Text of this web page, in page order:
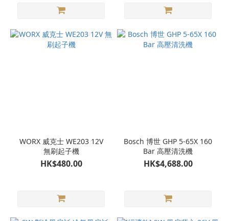
bosch
(7)
看
WORX 威克士 WE203 12V
無刷起子機
HK$480.00
Bosch 博世 GHP 5-65X 160
Bar 高壓清洗機
HK$4,688.00